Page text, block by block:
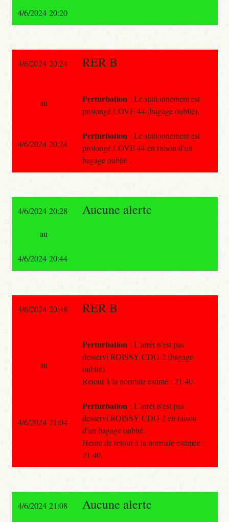
4/6/2024 20:20
4/6/2024 20:24 RER B
Perturbation : Le stationnement est
prolongé LOVE 44 (bagage oublié).
Perturbation : Le stationnement est
prolongé LOVE 44 en raison d'un
bagage oublié .
au
4/6/2024 20:24
4/6/2024 20:28 Aucune alerte
au
4/6/2024 20:44
4/6/2024 20:48 RER B
Perturbation : L'arrêt n'est pas
desservi ROISSY CDG 2 (bagage
oublié).
Retour à la normale estimé : 21:40.
Perturbation : L'arrêt n'est pas
desservi ROISSY CDG 2 en raison
d'un bagage oublié.
Heure de retour à la normale estimée :
21:40.
au
4/6/2024 21:04
4/6/2024 21:08 Aucune alerte